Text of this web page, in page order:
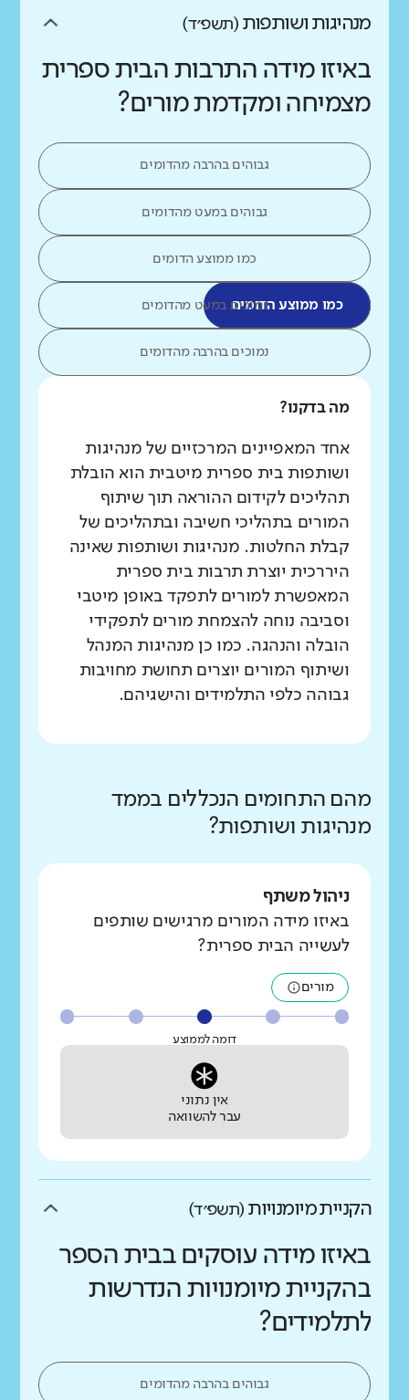
מנהיגות ושותפות (תשפ״ד)
באיזו מידה התרבות הבית ספרית
מצמיחה ומקדמת מורים?
גבוהים בהרבה מהדומים
גבוהים במעט מהדומים
כמו ממוצע הדומים
כמו ממוצע הדומיםנמוכים במעט מהדומים
נמוכים בהרבה מהדומים
מה בדקנו?
אחד המאפיינים המרכזיים של מנהיגות
ושותפות בית ספרית מיטבית הוא הובלת
תהליכים לקידום ההוראה תוך שיתוף
המורים בתהליכי חשיבה ובתהליכים של
קבלת החלטות. מנהיגות ושותפות שאינה
היררכית יוצרת תרבות בית ספרית
המאפשרת למורים לתפקד באופן מיטבי
וסביבה נוחה להצמחת מורים לתפקידי
הובלה והנהגה. כמו כן מנהיגות המנהל
ושיתוף המורים יוצרים תחושת מחויבות
גבוהה כלפי התלמידים והישגיהם.
מהם התחומים הנכללים בממד
מנהיגות ושותפות?
ניהול משתף
באיזו מידה המורים מרגישים שותפים
לעשייה הבית ספרית?
מורים
דומה לממוצע
אין נתוני
עבר להשוואה
הקניית מיומנויות (תשפ״ד)
באיזו מידה עוסקים בבית הספר
בהקניית מיומנויות הנדרשות
לתלמידים?
גבוהים בהרבה מהדומים